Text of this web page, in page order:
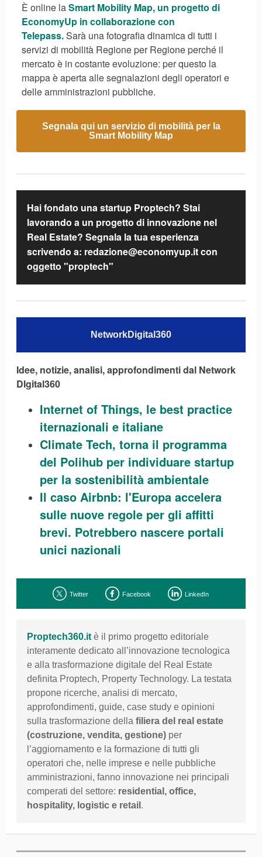
È online laSmart Mobility Map, un progetto di
EconomyUp in collaborazione con
Telepass.Sarà una fotografia dinamica di tutti i
servizi di mobilità Regione per Regione perché il
mercato è in costante evoluzione: per questo la
mappa è aperta alle segnalazioni degli operatori e
delle amministrazioni pubbliche.
Segnala qui un servizio di mobilità per la
Smart Mobility Map
Hai fondato una startup Proptech? Stai
lavorando a un progetto di innovazione nel
Real Estate? Segnala la tua esperienza
scrivendo a: redazione@economyup.it con
oggetto "proptech"
NetworkDigital360
Idee, notizie, analisi, approfondimenti dal Network
DIgital360
Internet of Things, le best practice
iternazionali e italiane
Climate Tech, torna il programma
del Polihub per individuare startup
per la sostenibilità ambientale
Il caso Airbnb: l'Europa accelera
sulle nuove regole per gli affitti
brevi. Potrebbero nascere portali
unici nazionali
Twitter Facebook LinkedIn
Proptech360.it è il primo progetto editoriale
interamente dedicato all’innovazione tecnologica
e alla trasformazione digitale del Real Estate
definita Proptech, Property Technology. La testata
propone ricerche, analisi di mercato,
approfondimenti, guide, case study e opinioni
sulla trasformazione della filiera del real estate
(costruzione, vendita, gestione) per
l’aggiornamento e la formazione di tutti gli
operatori che, nelle imprese e nelle pubbliche
amministrazioni, fanno innovazione nei principali
comperati del settore: residential, office,
hospitality, logistic e retail .